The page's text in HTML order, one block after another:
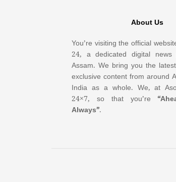
About Us
You’re visiting the official
24, a dedicated digital news
Assam. We bring you the
exclusive content from around
India as a whole. We, at
24×7, so that you’re
Always”.